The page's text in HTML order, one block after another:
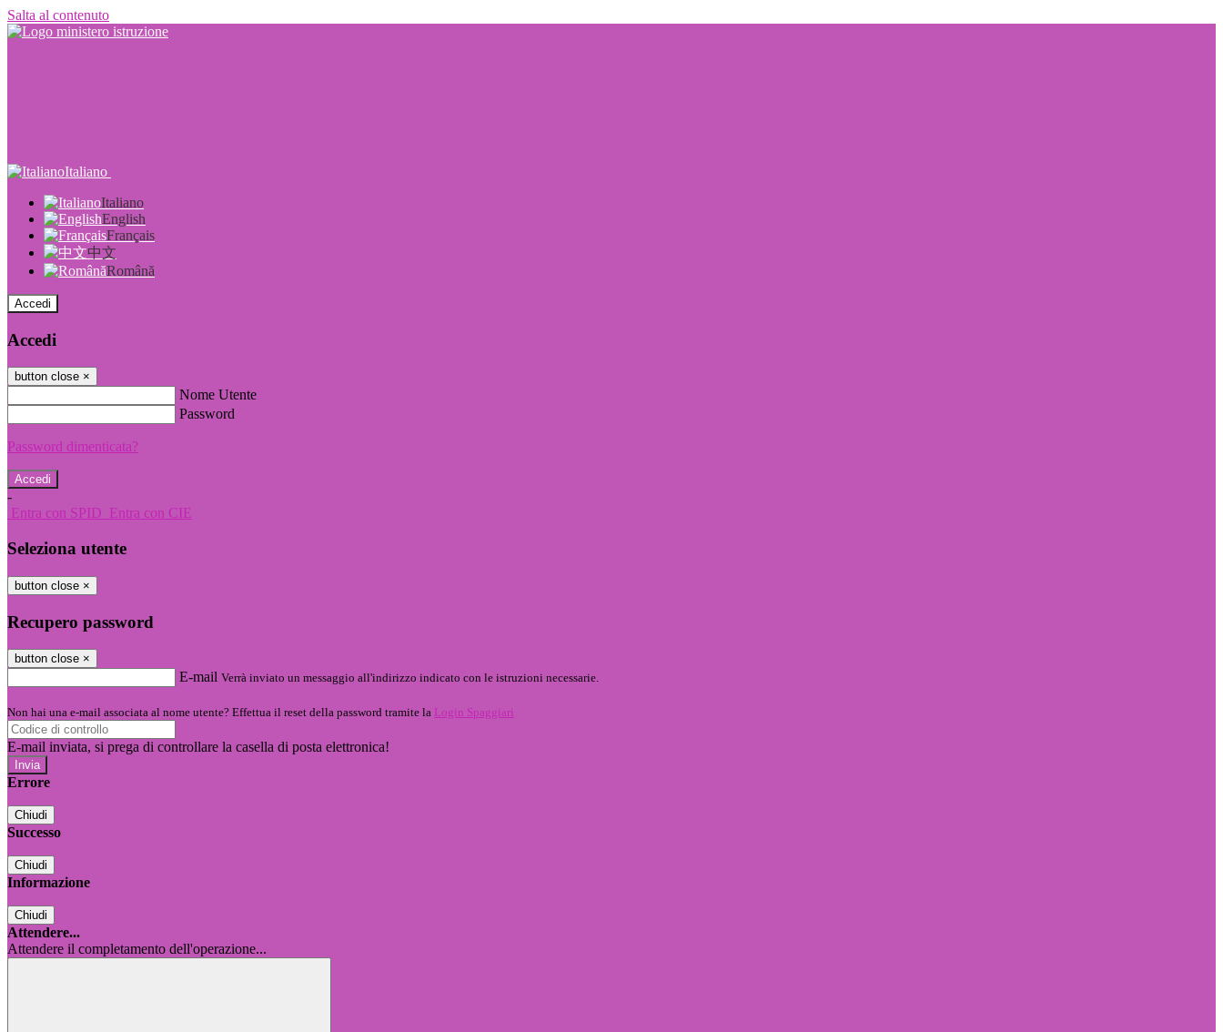
Salta al contenuto
Italiano
Italiano
English
Français
中文
Română
Accedi
Accedi
button close ×
Nome Utente
Password
Password dimenticata?
-
Entra con SPID Entra con CIE
Seleziona utente
button close ×
Recupero password
button close ×
E-mail Verrà inviato un messaggio all'indirizzo indicato con le istruzioni necessarie.
Non hai una e-mail associata al nome utente? Effettua il reset della password tramite la Login Spaggiari
E-mail inviata, si prega di controllare la casella di posta elettronica!
Errore
Chiudi
Successo
Chiudi
Informazione
Chiudi
Attendere...
Attendere il completamento dell'operazione...